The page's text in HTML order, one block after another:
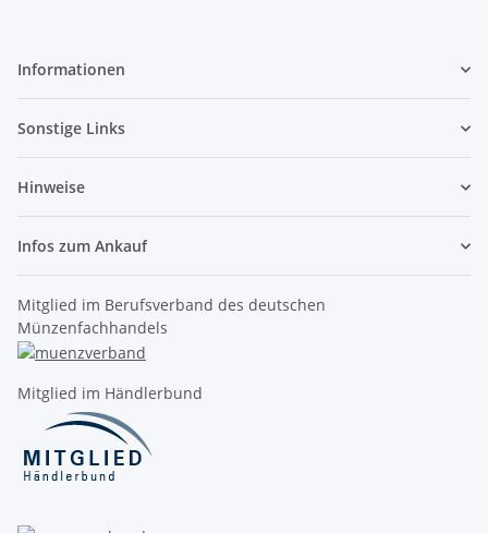
Informationen
Sonstige Links
Hinweise
Infos zum Ankauf
Mitglied im Berufsverband des deutschen
Münzenfachhandels
Mitglied im Händlerbund